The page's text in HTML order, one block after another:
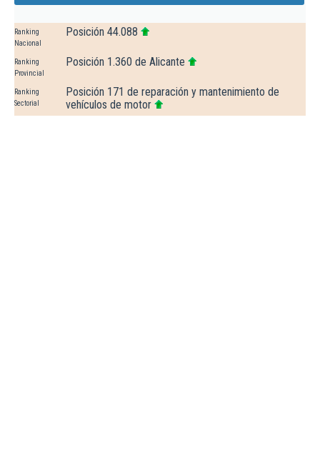
Ranking
Nacional
Posición 44.088
Ranking
Provincial
Posición 1.360 de Alicante
Ranking
Sectorial
Posición 171 de reparación y mantenimiento de
vehículos de motor